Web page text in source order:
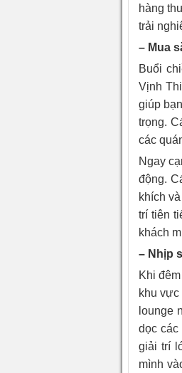
hàng
trải
– Mua
Buổi
Vịnh
giúp
trọng.
các
Ngay
động.
khích
trí tiên
khách
– Nhịp
Khi
khu vực
lounge
dọc các
giải trí
mình